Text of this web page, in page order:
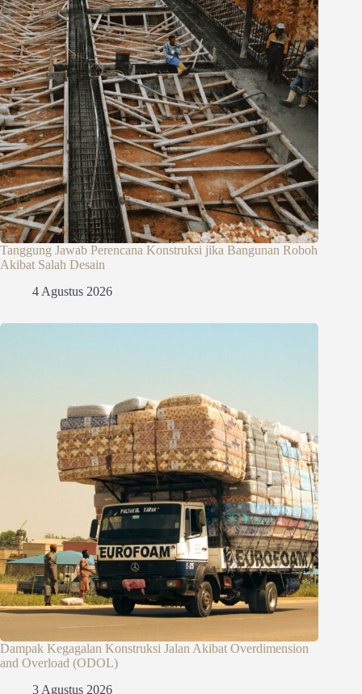
Tanggung Jawab Perencana Konstruksi jika Bangunan Roboh
Akibat Salah Desain
4 Agustus 2026
Dampak Kegagalan Konstruksi Jalan Akibat Overdimension
and Overload (ODOL)
3 Agustus 2026